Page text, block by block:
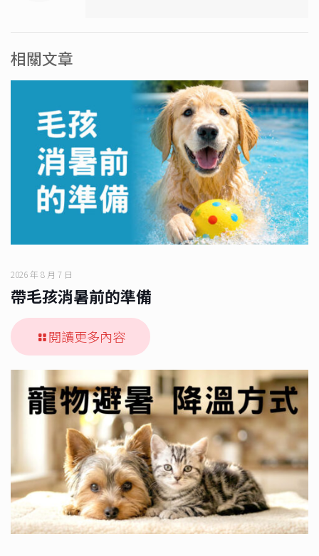
相關文章
2026 年 8 月 7 日
帶毛孩消暑前的準備
閱讀更多內容